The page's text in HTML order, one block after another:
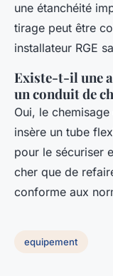
une étanchéité
tirage peut être
installateur RGE
Existe-t-il une
un conduit de
Oui, le
insère un tube
pour le sécuriser
cher que de
conforme aux
equipement